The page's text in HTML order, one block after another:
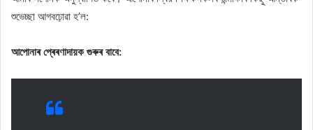
শুভেচ্ছা আগবঢ়োৱা হ’ল:
আপোনাৰ প্ৰেৰণাদায়ক গুৰুৰ বাবে: